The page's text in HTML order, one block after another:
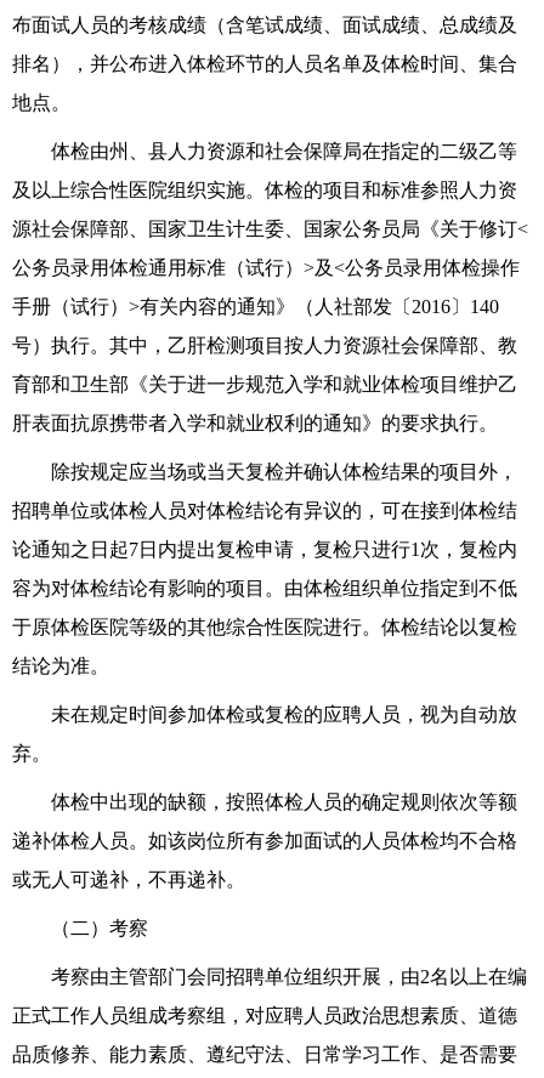
布面试人员的考核成绩（含笔试成绩、面试成绩、总成绩及
排名），并公布进入体检环节的人员名单及体检时间、集合
地点。
体检由州、县人力资源和社会保障局在指定的二级乙等
及以上综合性医院组织实施。体检的项目和标准参照人力资
源社会保障部、国家卫生计生委、国家公务员局《关于修订<
公务员录用体检通用标准（试行）>及<公务员录用体检操作
手册（试行）>有关内容的通知》（人社部发〔2016〕140
号）执行。其中，乙肝检测项目按人力资源社会保障部、教
育部和卫生部《关于进一步规范入学和就业体检项目维护乙
肝表面抗原携带者入学和就业权利的通知》的要求执行。
除按规定应当场或当天复检并确认体检结果的项目外，
招聘单位或体检人员对体检结论有异议的，可在接到体检结
论通知之日起7日内提出复检申请 ， 复检只进行1次， 复检内
容为对体检结论有影响的项目 。由体检组织单位指定到不低
于原体检医院等级的其他综合性医院进行。体检结论以复检
结论为准。
未在规定时间参加体检或复检的应聘人员，视为自动放
弃。
体检中出现的缺额，按照体检人员的确定规则依次等额
递补体检人员。如该岗位所有参加面试的人员体检均不合格
或无人可递补，不再递补。
（二）考察
考察由主管部门会同招聘单位组织开展，由2名以上在编
正式工作人员组成考察组，对应聘人员政治思想素质、道德
品质修养、能力素质、遵纪守法、日常学习工作、是否需要